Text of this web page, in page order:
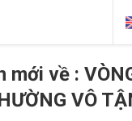
mới về :
VÔ